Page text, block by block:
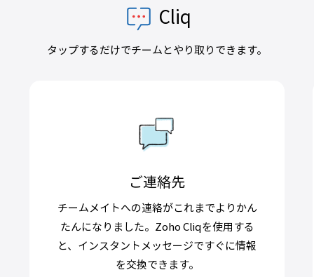
Cliq
タップするだけでチームとやり取りできます。
ご連絡先
チームメイトへの連絡がこれまでよりかん
たんになりました。Zoho Cliqを使用する
と、インスタントメッセージですぐに情報
を交換できます。